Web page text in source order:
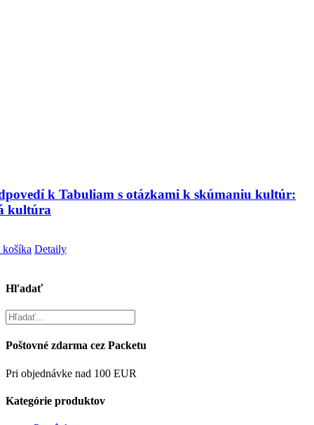
k Tabuliam s otázkami k skúmaniu kultúr:
kultúra
Detaily
Hľadať
Poštovné zdarma cez Packetu
Pri objednávke nad 100 EUR
Kategórie produktov